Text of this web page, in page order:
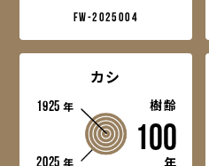
fw-2025004
カシ
1925年
2025年
樹齢
100